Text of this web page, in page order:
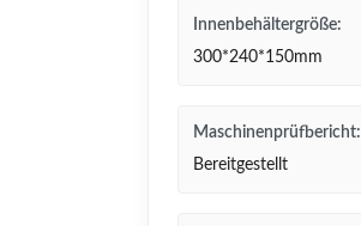
Innenbehältergröße:
300*240*150mm
Maschinenprüfbericht:
Bereitgestellt